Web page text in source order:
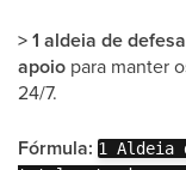
> 1 aldeia de defesa
apoio para manter
24/7.
Fórmula: 1 Aldeia